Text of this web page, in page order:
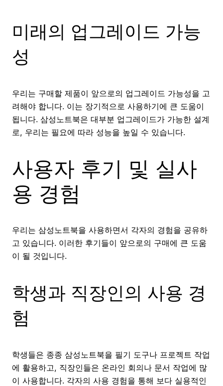
미래의 업그레이드 가능
성
우리는 구매할 제품이 앞으로의 업그레이드 가능성을 고
려해야 합니다. 이는 장기적으로 사용하기에 큰 도움이
됩니다. 삼성노트북은 대부분 업그레이드가 가능한 설계
로, 우리는 필요에 따라 성능을 높일 수 있습니다.
사용자 후기 및 실사
용 경험
우리는 삼성노트북을 사용하면서 각자의 경험을 공유하
고 있습니다. 이러한 후기들이 앞으로의 구매에 큰 도움
이 될 것입니다.
학생과 직장인의 사용 경
험
학생들은 종종 삼성노트북을 필기 도구나 프로젝트 작업
에 활용하고, 직장인들은 온라인 회의나 문서 작업에 많
이 사용합니다. 각자의 사용 경험을 통해 보다 실용적인